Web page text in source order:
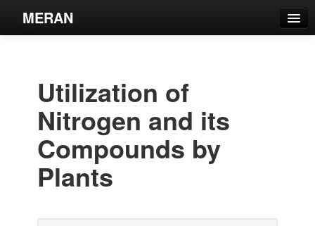
MERAN
Estantes Virtuales
Contacto
Utilization of
Nitrogen and its
Compounds by
Plants